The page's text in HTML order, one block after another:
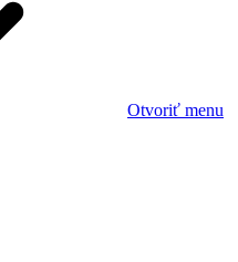
Otvoriť menu